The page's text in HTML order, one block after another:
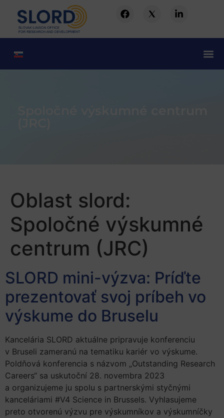
Oblast slord:
Spoločné výskumné
centrum (JRC)
SLORD mini-výzva: Príďte
prezentovať svoj príbeh vo
výskume do Bruselu
Kancelária SLORD aktuálne pripravuje konferenciu
v Bruseli zameranú na tematiku kariér vo výskume.
Poldňová konferencia s názvom „Outstanding Research
Careers“ sa uskutoční 28. novembra 2023
a organizujeme ju spolu s partnerskými styčnými
kanceláriami #V4 Science in Brussels. Vyhlasujeme
preto otvorenú výzvu pre výskumníkov a výskumníčky